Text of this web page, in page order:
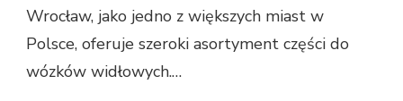
Wrocław, jako jedno z większych miast w
Polsce, oferuje szeroki asortyment części do
wózków widłowych.…